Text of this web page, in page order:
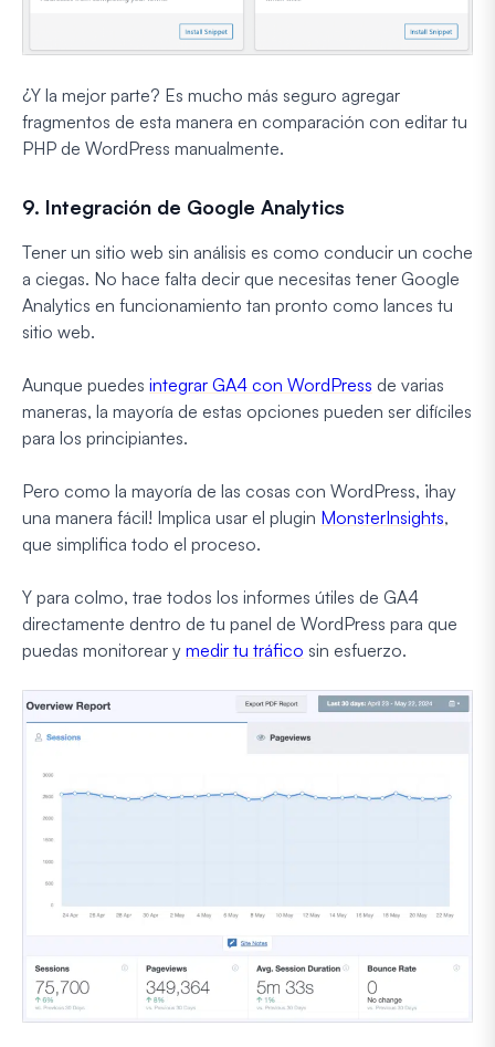
¿Y la mejor parte? Es mucho más seguro agregar
fragmentos de esta manera en comparación con editar tu
PHP de WordPress manualmente.
9. Integración de Google Analytics
Tener un sitio web sin análisis es como conducir un coche
a ciegas. No hace falta decir que necesitas tener Google
Analytics en funcionamiento tan pronto como lances tu
sitio web.
Aunque puedes integrar GA4 con WordPress de varias
maneras, la mayoría de estas opciones pueden ser difíciles
para los principiantes.
Pero como la mayoría de las cosas con WordPress, ¡hay
una manera fácil! Implica usar el plugin MonsterInsights,
que simplifica todo el proceso.
Y para colmo, trae todos los informes útiles de GA4
directamente dentro de tu panel de WordPress para que
puedas monitorear y medir tu tráfico sin esfuerzo.